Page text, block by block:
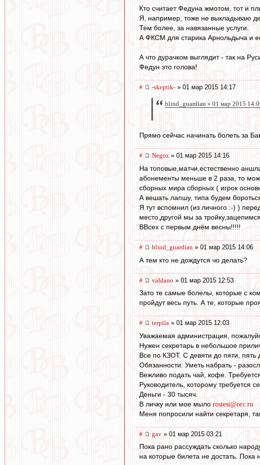
Кто считает Федуна жмотом, тот и
Я, например, тоже не выкладываю
Тем более, за навязанные услуги.
А ФКСМ для старика Арнольдыча и
А что дурачком выглядит - так на
Федун это голова!
# -skeptik- » 01 мар 2015 14:17
blind_guardian » 01 мар 2015
Прямо сейчас начинать болеть за
# Negoz » 01 мар 2015 14:16
На топовые,матчи,естественно
абонементы меньше в 2 раза, то
сборных мира сборных ( игрок
А вешать лапшу, типа будем
Я тут вспомнил (из личного :-) )
место,другой мы за
ВВсех с первым днём весны!!!!!
# blind_guardian » 01 мар 2015 14:06
А тем кто не дождутся чо делать?
# valdano » 01 мар 2015 12:53
Зато те самые болелы, которые с
пройдут весь путь. А те, которые
# terpila » 01 мар 2015 12:03
Уважаемая администрация,
Нужен секретарь в небольшое
Все по КЗОТ. С девяти до пяти, пять
Обязанности: Уметь набрать -
Вежливо подать чай, кофе.
Руководитель, которому требуется
Деньги - 30 тысяч.
В личку или мое мыло rostest@orc.ru
Меня попросили найти секретаря,
# gav » 01 мар 2015 03:21
Пока рано рассуждать сколько
на которые билета не достать.